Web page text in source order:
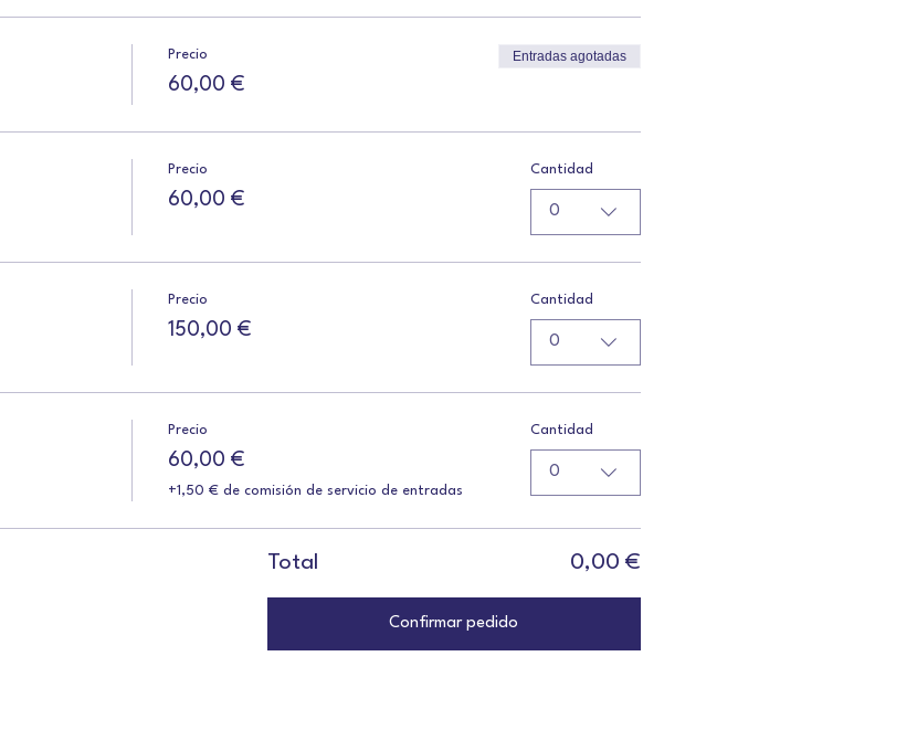
Precio
60,00 €
Entradas agotadas
Precio
60,00 €
Cantidad
0
Precio
150,00 €
Cantidad
0
Precio
60,00 €
+1,50 € de comisión de servicio de entradas
Cantidad
0
Total 0,00 €
Confirmar pedido